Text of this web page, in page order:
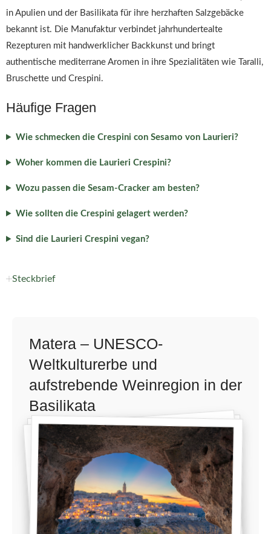
in Apulien und der Basilikata für ihre herzhaften Salzgebäcke
bekannt ist. Die Manufaktur verbindet jahrhundertealte
Rezepturen mit handwerklicher Backkunst und bringt
authentische mediterrane Aromen in ihre Spezialitäten wie Taralli,
Bruschette und Crespini.
Häufige Fragen
Wie schmecken die Crespini con Sesamo von Laurieri?
Woher kommen die Laurieri Crespini?
Wozu passen die Sesam-Cracker am besten?
Wie sollten die Crespini gelagert werden?
Sind die Laurieri Crespini vegan?
Steckbrief
Matera – UNESCO-
Weltkulturerbe und
aufstrebende Weinregion in der
Basilikata